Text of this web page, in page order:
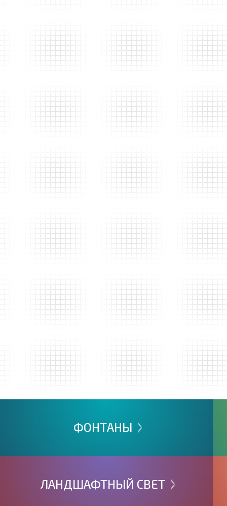
ФОНТАНЫ >
ЛАНДШАФТНЫЙ СВЕТ >